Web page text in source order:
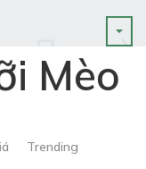
Mèo
Trending